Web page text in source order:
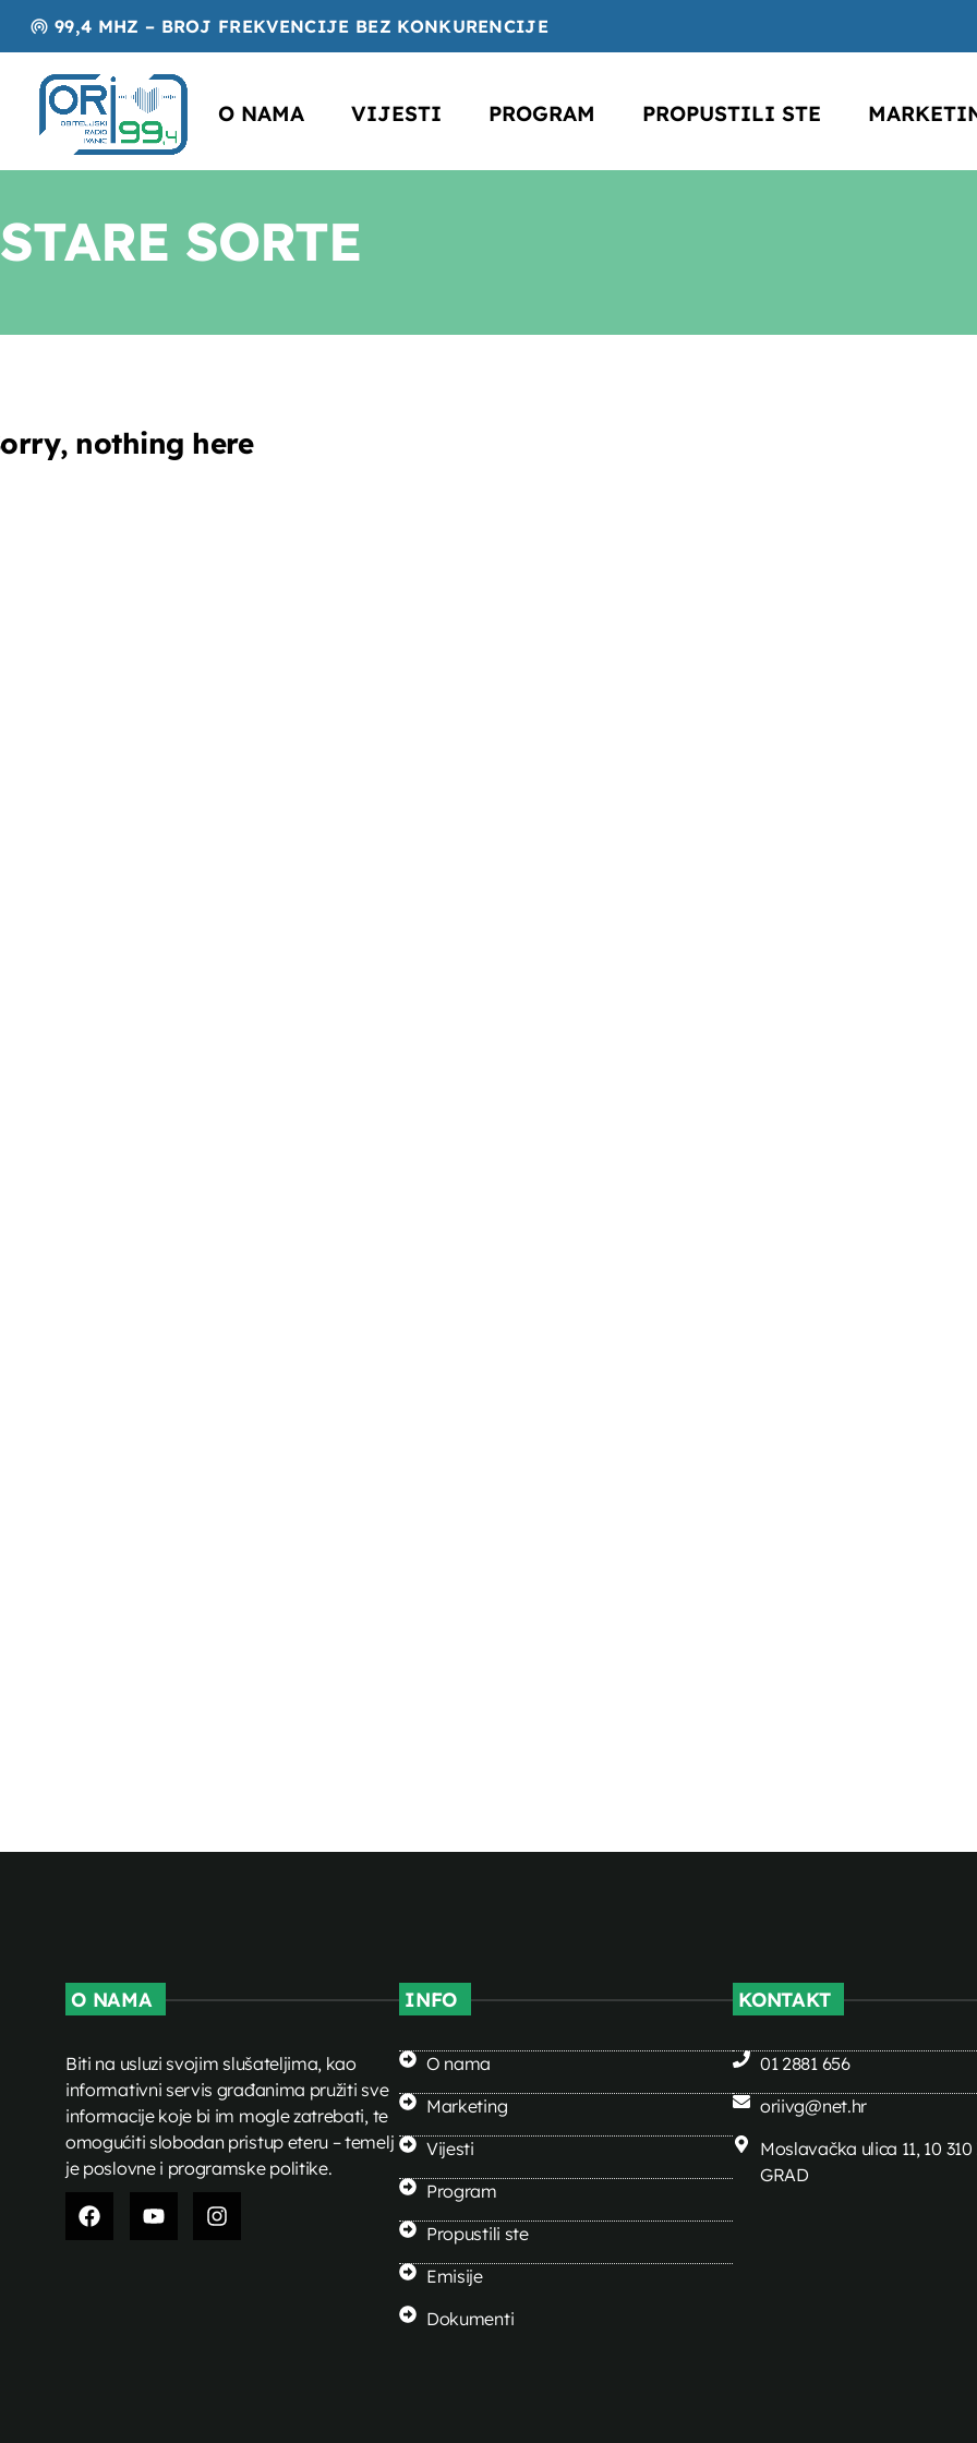
wifi_tethering 99,4 MHZ – BROJ FREKVENCIJE BEZ KONKURENCIJE
O NAMA VIJESTI PROGRAM PROPUSTILI STE
STARE SORTE
nothing here
O NAMA
Biti na usluzi svojim slušateljima, kao
informativni servis građanima pružiti sve
informacije koje bi im mogle zatrebati, te
omogućiti slobodan pristup eteru – temelj
je poslovne i programske politike.
INFO
O nama
Marketing
Vijesti
Program
Propustili ste
Emisije
Dokumenti
KONTAKT
01 2881 656
oriivg@net.hr
Moslavačka ulica 11, 10
GRAD